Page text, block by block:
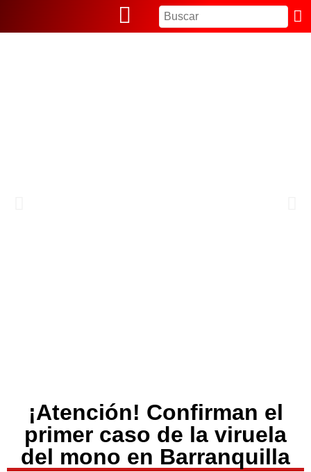
¡Atención! Confirman el
primer caso de la viruela
del mono en Barranquilla